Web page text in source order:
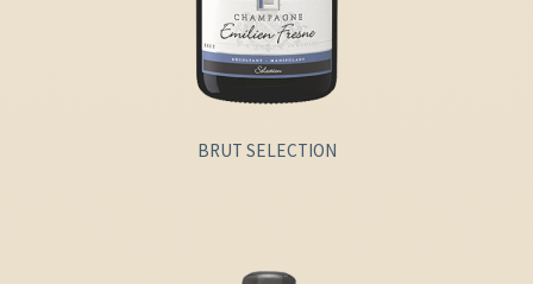
BRUT SELECTION